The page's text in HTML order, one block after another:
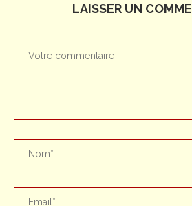
LAISSER UN